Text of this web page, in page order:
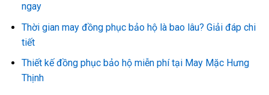
ngay
Thời gian may đồng phục bảo hộ là bao lâu? Giải đáp chi
tiết
Thiết kế đồng phục bảo hộ miễn phí tại May Mặc Hưng
Thịnh